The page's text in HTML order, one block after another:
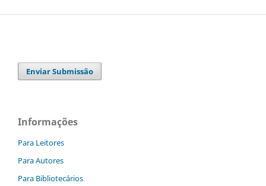
Enviar Submissão
Informações
Para Leitores
Para Autores
Para Bibliotecários